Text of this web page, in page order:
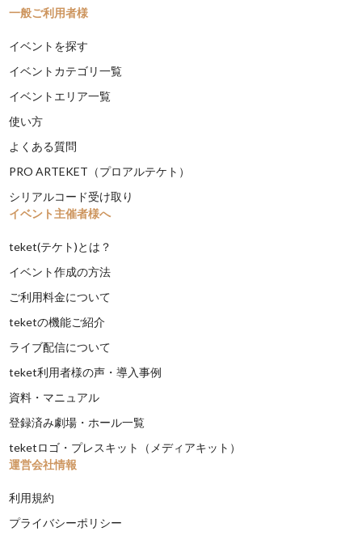
一般ご利用者様
イベントを探す
イベントカテゴリ一覧
イベントエリア一覧
使い方
よくある質問
PRO ARTEKET（プロアルテケト）
シリアルコード受け取り
イベント主催者様へ
teket(テケト)とは？
イベント作成の方法
ご利用料金について
teketの機能ご紹介
ライブ配信について
teket利用者様の声・導入事例
資料・マニュアル
登録済み劇場・ホール一覧
teketロゴ・プレスキット（メディアキット）
運営会社情報
利用規約
プライバシーポリシー